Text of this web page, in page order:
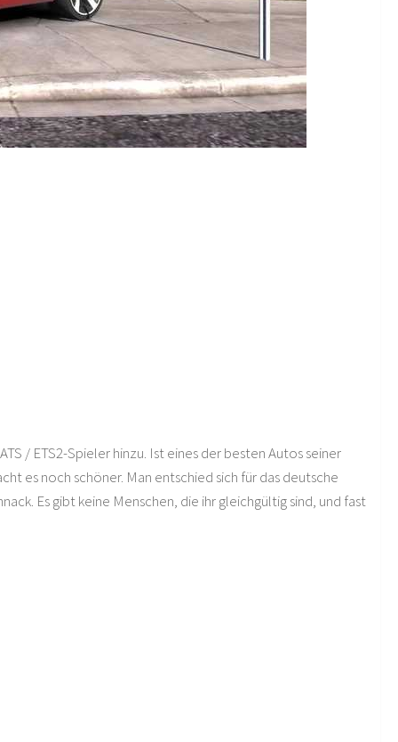
/ ETS2-Spieler hinzu. Ist eines der besten Autos seiner
es noch schöner. Man entschied sich für das deutsche
Es gibt keine Menschen, die ihr gleichgültig sind, und fast